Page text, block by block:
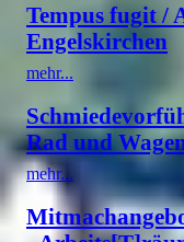
Tempus fugit /
Engelskirchen
mehr...
Rad und
mehr...